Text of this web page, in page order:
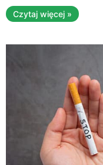
Czytaj więcej »